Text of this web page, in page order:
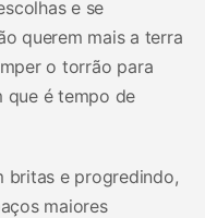
e se
querem mais a terra
o torrão para
que é tempo de
britas e progredindo,
maiores